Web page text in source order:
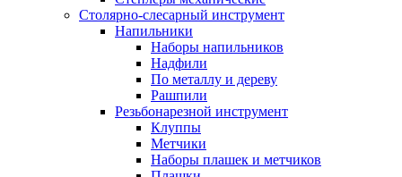
Столярно-слесарный инструмент
Напильники
Наборы напильников
Надфили
По металлу и дереву
Рашпили
Резьбонарезной инструмент
Клуппы
Метчики
Наборы плашек и метчиков